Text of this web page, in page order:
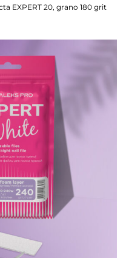
EXPERT 20, grano 180 grit